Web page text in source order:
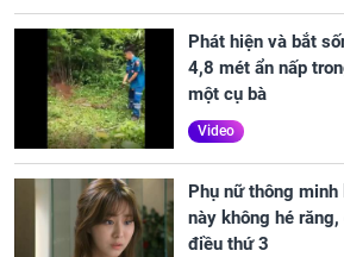
Phát hiện và bắt
4,8 mét ẩn nấp
một cụ bà
Video
Phụ nữ thông
này không hé
điều thứ 3